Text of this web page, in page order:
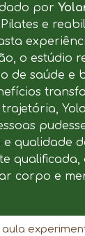
por
e
o estúdio
de saúde e
qualidade
corpo e